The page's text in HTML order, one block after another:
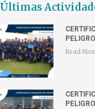
Últimas
Read